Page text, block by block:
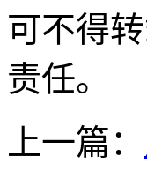
可不得
责任。
上一篇：